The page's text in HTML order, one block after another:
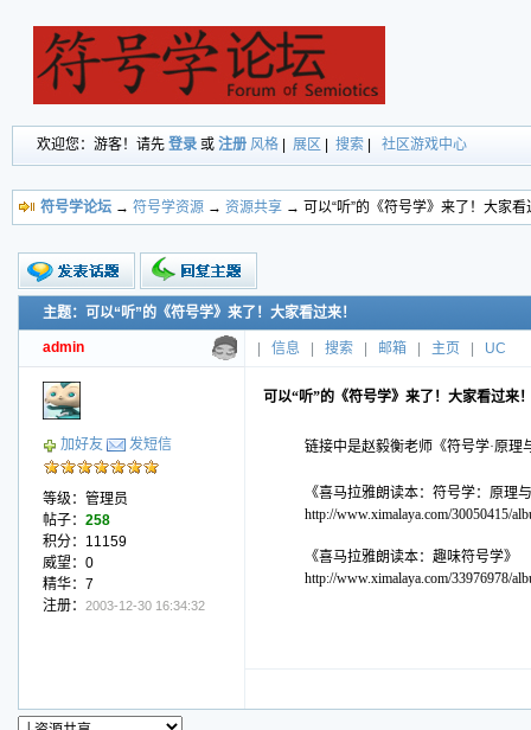
欢迎您：游客！请先 登录 或 注册 风格 展区 搜索 社区游戏中心
符号学论坛 → 符号学资源 → 资源共享 → 可以“听”的《符号学》来了！大家看
新的主题
投票帖
交易帖
小字报
主题：可以“听”的《符号学》来了！大家看过来！
admin 信息 搜索 邮箱 主页 UC
加好友 发短信
等级：管理员
帖子： 258
积分：11159
威望：0
精华：7
注册： 2003-12-30 16:34:32
可以“听”的《符号学》来了！大家看过来
链接中是赵毅衡老师《符号学·原
《喜马拉雅朗读本：符号学：原理
http://www.ximalaya.com/30050415/
《喜马拉雅朗读本：趣味符号学》
http://www.ximalaya.com/33976978/